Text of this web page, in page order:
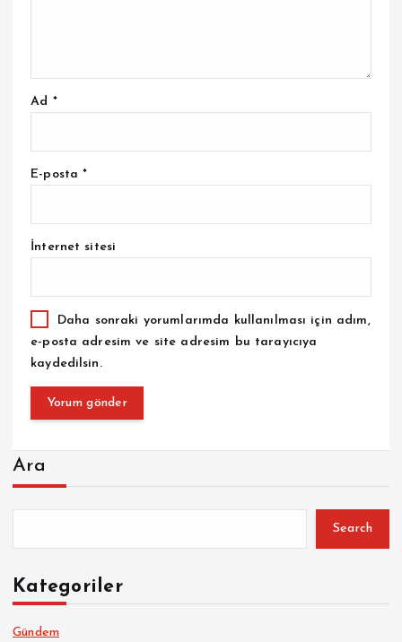
Ad *
E-posta*
İnternet sitesi
Daha sonraki yorumlarımda kullanılması için adım,
e-posta adresim ve site adresim bu tarayıcıya
kaydedilsin.
Ara
Search
Kategoriler
Gündem